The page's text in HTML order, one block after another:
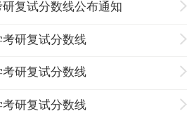
复试分数线公布通知
研复试分数线
研复试分数线
研复试分数线